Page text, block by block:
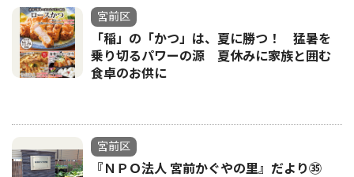
宮前区
「稲」の「かつ」は、夏に勝つ！ 猛暑を
乗り切るパワーの源 夏休みに家族と囲む
食卓のお供に
宮前区
『ＮＰＯ法人 宮前かぐやの里』だより㉟